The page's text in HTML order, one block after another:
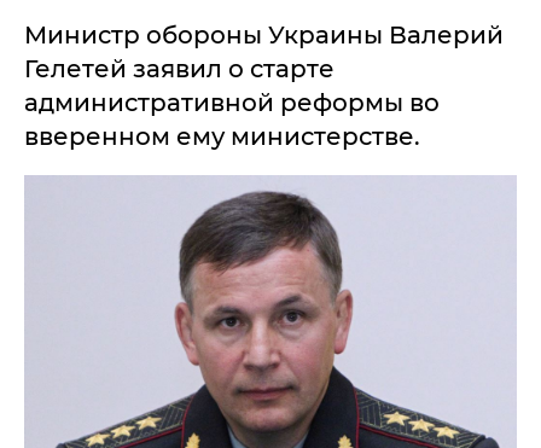
Министр обороны Украины Валерий
Гелетей заявил о старте
административной реформы во
вверенном ему министерстве.